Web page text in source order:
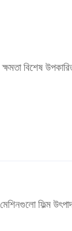
বিশেষ
ফিল্ম